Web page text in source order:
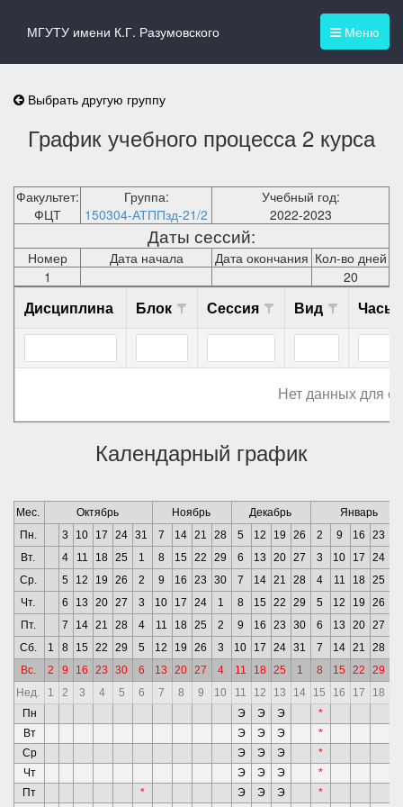
Меню
МГУТУ имени К.Г. Разумовского
Выбрать другую группу
График учебного процесса 2 курса
Факультет:
ФЦТ
Группа:
150304-АТППзд-21/2
Учебный год:
2022-2023
Даты сессий:
Номер Дата начала Дата окончания Кол-во дней
1
20
Дисциплина Блок Сессия Вид Часы
Нет данных для
Календарный график
Мес. Октябрь Ноябрь Декабрь
Январь
Пн.
3 10 17 24 31 7 14 21 28 5 12 19 26 2 9 16 23
Вт.
4 11 18 25 1 8 15 22 29 6 13 20 27 3 10 17 24
Ср.
5 12 19 26 2 9 16 23 30 7 14 21 28 4 11 18 25
Чт.
6 13 20 27 3 10 17 24 1 8 15 22 29 5 12 19 26
Пт.
7 14 21 28 4 11 18 25 2 9 16 23 30 6 13 20 27
Сб.
1 8 15 22 29 5 12 19 26 3 10 17 24 31 7 14 21 28
Вс.
2 9 16 23 30 6 13 20 27 4 11 18 25 1 8 15 22 29
Нед.
1 2 3 4 5 6 7 8 9 10 11 12 13 14 15 16 17 18
Пн
Э Э Э *
Вт
Э Э Э *
Ср
Э Э Э *
Чт
Э Э Э *
Пт
* Э Э Э *